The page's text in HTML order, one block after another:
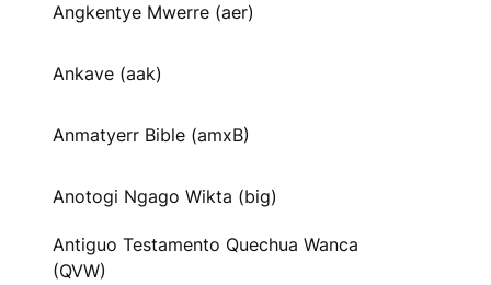
Angkentye Mwerre (aer)
Ankave (aak)
Anmatyerr Bible (amxB)
Anotogi Ngago Wikta (big)
Antiguo Testamento Quechua Wanca
(QVW)